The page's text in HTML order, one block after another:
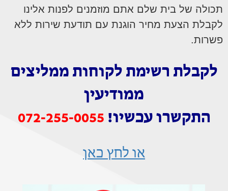
תכולה של בית שלם אתם מוזמנים לפנות אלינו
לקבלת הצעת מחיר הוגנת עם תודעת שירות ללא
פשרות.
לקבלת רשימת לקוחות ממליצים
ממודיעין
התקשרו עכשיו! 072-255-0055
או לחץ כאן